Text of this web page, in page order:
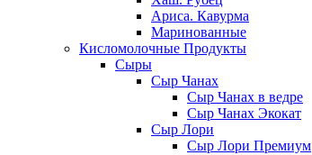
Ариса. Кавурма
Маринованные
Кисломолочные Продукты
Сыры
Сыр Чанах
Сыр Чанах в ведре
Сыр Чанах Экокат
Сыр Лори
Сыр Лори Премиум